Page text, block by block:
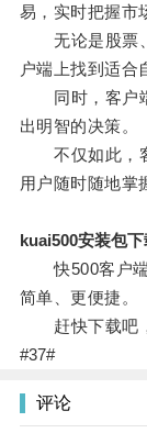
易，实时把握市
无论是股票、
户端上找到适合
同时，客户端
出明智的决策。
不仅如此，客
用户随时随地掌
kuai500安装包下
快500客户端
简单、更便捷。
赶快下载吧，
#37#
评论